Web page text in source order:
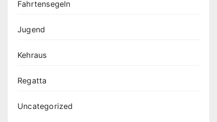
Fahrtensegeln
Jugend
Kehraus
Regatta
Uncategorized